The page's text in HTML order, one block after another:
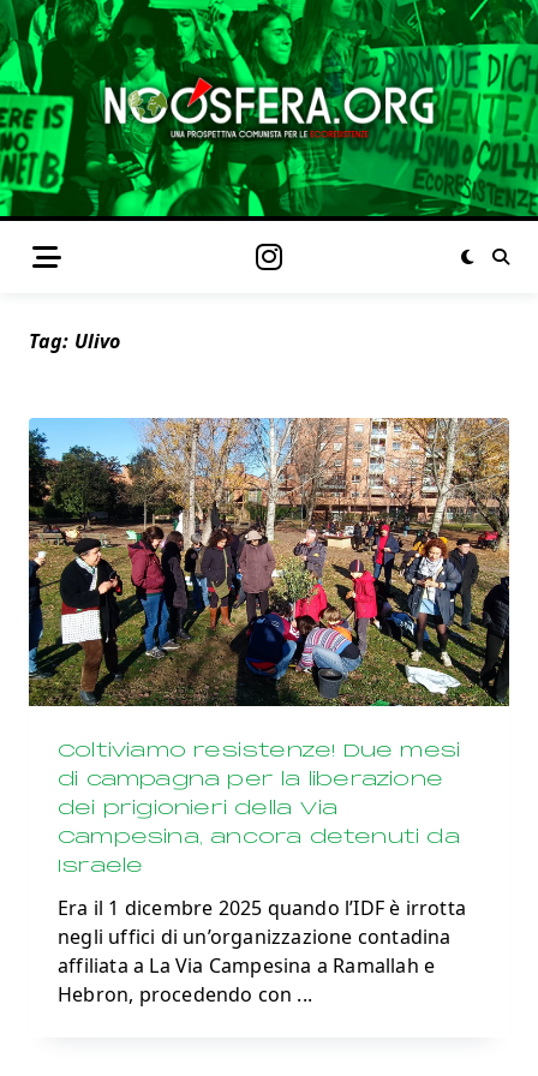
Tag: Ulivo
Coltiviamo resistenze! Due mesi
di campagna per la liberazione
dei prigionieri della Via
Campesina, ancora detenuti da
Israele
Era il 1 dicembre 2025 quando l’IDF è irrotta
negli uffici di un’organizzazione contadina
affiliata a La Via Campesina a Ramallah e
Hebron, procedendo con ...